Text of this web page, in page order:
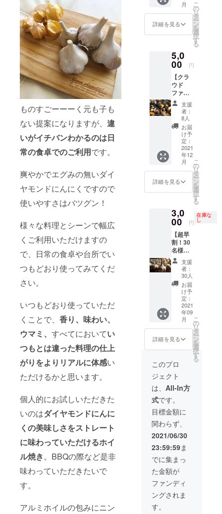
ものすごーーーく元も子も
ない提案になりますが、 違
いがイチバンわかるのは日
常の食卓でのご利用です。
爽やかでエグみの無いダイ
ヤモンドにんにくですので
使いやすさはバツグン！
様々な料理とシーンで幅広
くご利用いただけますの
で、日常の食卓や台所でい
つもどおり使ってみてくだ
さい。
いつもどおり使っていただ
くことで、 香り、味わい、
ウマミ、 すべてにおいてい
つもとは違った料理の仕上
がりをよりリアルに体感い
ただけるかと思います。
個人的にお試しいただきた
いのはダイヤモンドにんに
くの美味しさをストレート
に味わっていただけるホイ
ル焼き。BBQの際など是非
味わっていただきたいで
す。
アルミホイルの包みにニン
収穫工
程も同
時期並
ご提
供、早
い者勝
ちとさ
せてい
ただき
ます。
1kgあた
り15-20
玉サイ
ズ混合
でのお
届けと
なりま
す。
直だか
らこそ
できる
ただで
もフ
レッ
シュな
爽やか
さがウ
リであ
るダイ
ヤモン
ドにん
にくを
更なる
鮮度で
楽しめ
ます。
収穫工
程も同
数での
ご提供
となり
ます。
早い者
勝ちと
させて
いただ
きま
す。
1kgあた
り15-20
玉サイ
ズ混合
でのお
なりま
す。
通常の
にんに
くは収
穫後ひ
と月ほ
させた
後に出
荷され
るもの
なので
すが、
生にん
にくは
収穫直
後スグ
お届け
する超
フレッ
シュな
にんに
くで
す。 産
生にん
にくの
提供。
ただで
もフ
レッ
シュな
爽やか
さがウ
リであ
るダイ
ヤモン
ドにん
にくを
更なる
鮮度で
楽しめ
程も同
行のた
め限定
数での
ご提供
となり
ます。
早い者
勝ちと
いただ
きま
す。
1kgあた
り15-20
玉サイ
ズ混合
月
詳細を見る
こ
の
リ
タ
ー
ン
を
選
択
す
る
5,0
00 円
【クラ
ウド
ファン
ディン
グ割 ダ
イヤモ
ンド黒
にんに
500g】
ダイヤ
モンド
にんに
くを長
期熟成
させた
モンド
黒にん
にく。
熟成さ
れるこ
とによ
り甘み
が増し
プルー
ンのよ
うな芳
醇な甘
さを持
ちま
す。 原
料の時
点で美
加工を
施すと
更なる
美味し
さに
なって
いきま
す。ダ
イヤモ
ンド黒
にんに
くも間
違いな
い美味
しさを
お約束
しま
す。 収
支援
者：
8人
お届
け予
定：
2021
年12
月
詳細を見る
こ
の
リ
タ
ー
ン
を
選
択
す
る
3,0
00 円
在庫な
し
【超早
割！30
名様限
定 ダイ
ヤモン
ドにん
にく
1kg】
1kgあた
り15-20
玉サイ
ズ混合
でのお
届けと
なりま
す。
支援
者：
30人
お届
け予
定：
2021
年09
月
詳細を見る
こ
の
リ
タ
ー
ン
を
選
択
す
る
このプロ
ジェクト
は、 All-In方
式です。
目標金額に
関わらず、
2021/06/30
23:59:59ま
でに集まっ
た金額が
ファンディ
ングされま
す。